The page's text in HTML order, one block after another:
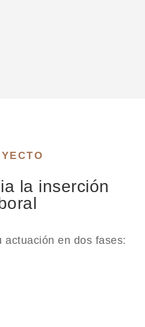
la inserción
actuación en dos fases: